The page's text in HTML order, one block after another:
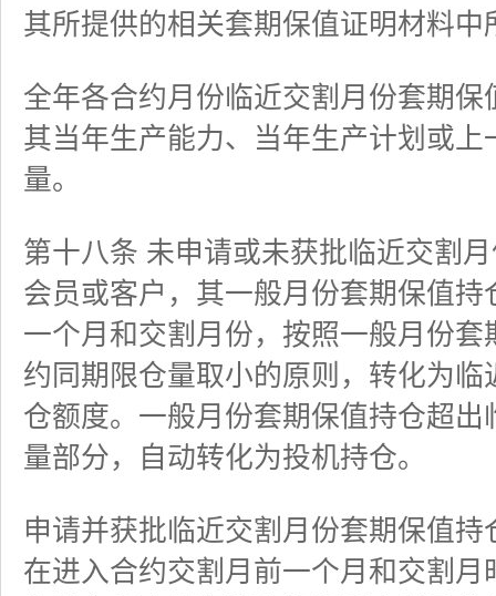
其所提供的相关套期保值证明材料中
全年各合约月份临近交割月份套期
其当年生产能力、当年生产计划或上
量。
第十八条 未申请或未获批临近交割
会员或客户，其一般月份套期保值
一个月和交割月份，按照一般月份
约同期限仓量取小的原则，转化为
仓额度。一般月份套期保值持仓超
量部分，自动转化为投机持仓。
申请并获批临近交割月份套期保值
在进入合约交割月前一个月和交割